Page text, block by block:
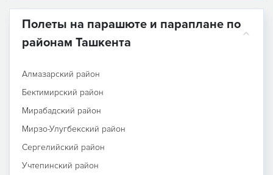
Полеты на парашюте и параплане по
районам Ташкента
Алмазарский район
Бектимирский район
Мирабадский район
Мирзо-Улугбекский район
Сергелийский район
Учтепинский район